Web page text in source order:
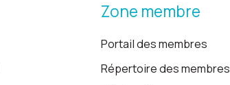
Zone membre
Portail des membres
Répertoire des membres